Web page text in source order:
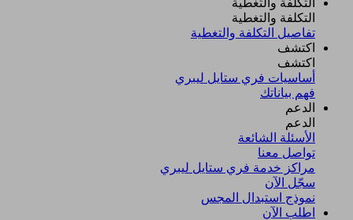
التكلفة والتغطية
تفاصيل التكلفة والتغطية
اكتشف​
اكتشف​
أساسيات فري ستايل ليبري
فهم بياناتك
الدعم
الدعم
الأسئلة الشائعة
تواصل معنا
مراكز خدمة فري ستايل ليبري
سجّل الآن​
نموذج استبدال المجس
اطلب الآن